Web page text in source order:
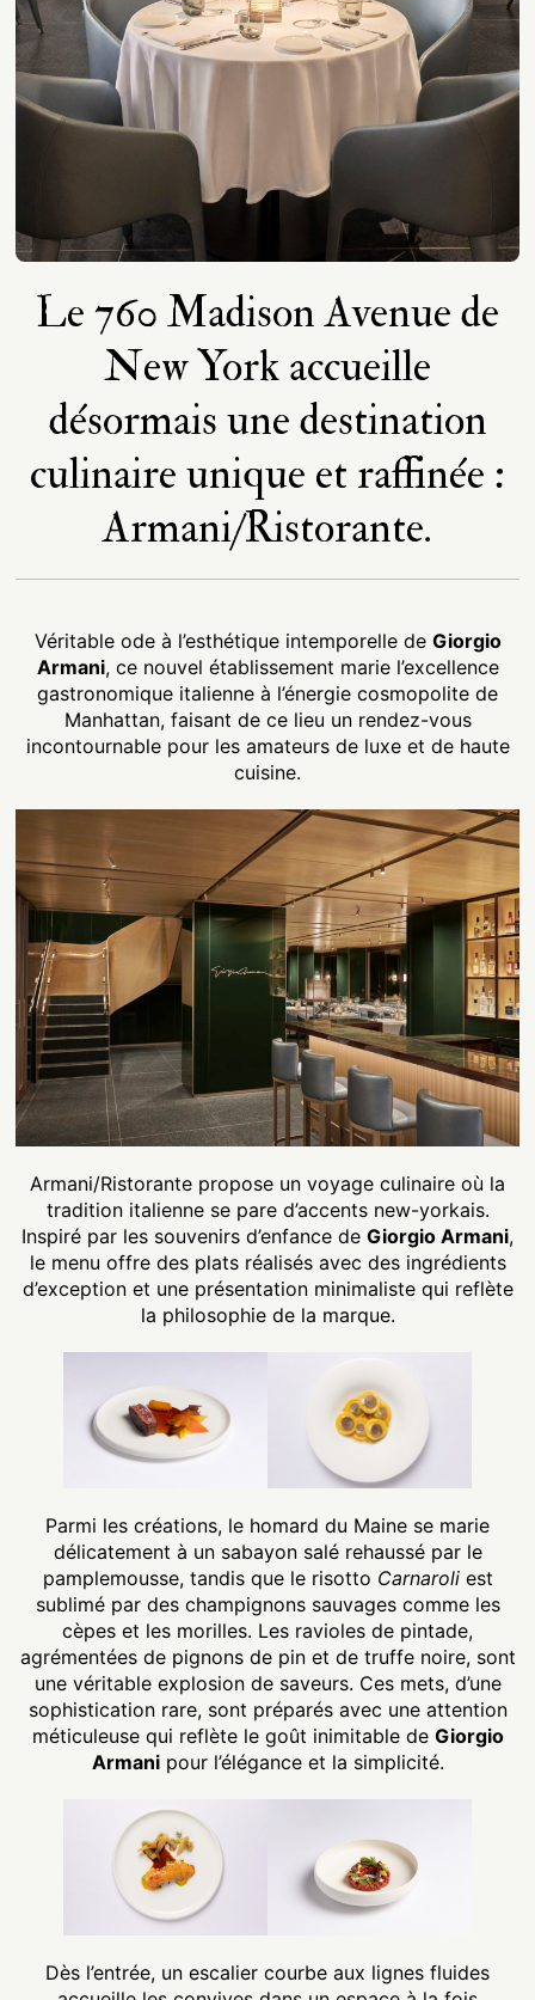
Le 760 Madison Avenue de
New York accueille
désormais une destination
culinaire unique et raffinée :
Armani/Ristorante.
Véritable ode à l’esthétique intemporelle de Giorgio
Armani, ce nouvel établissement marie l’excellence
gastronomique italienne à l’énergie cosmopolite de
Manhattan, faisant de ce lieu un rendez-vous
incontournable pour les amateurs de luxe et de haute
cuisine.
Armani/Ristorante propose un voyage culinaire où la
tradition italienne se pare d’accents new-yorkais.
Inspiré par les souvenirs d’enfance de Giorgio Armani,
le menu offre des plats réalisés avec des ingrédients
d’exception et une présentation minimaliste qui reflète
la philosophie de la marque.
Parmi les créations, le homard du Maine se marie
délicatement à un sabayon salé rehaussé par le
pamplemousse, tandis que le risotto Carnaroliest
sublimé par des champignons sauvages comme les
cèpes et les morilles. Les ravioles de pintade,
agrémentées de pignons de pin et de truffe noire, sont
une véritable explosion de saveurs. Ces mets, d’une
sophistication rare, sont préparés avec une attention
méticuleuse qui reflète le goût inimitable de Giorgio
Armanipour l’élégance et la simplicité.
Dès l’entrée, un escalier courbe aux lignes fluides